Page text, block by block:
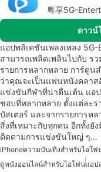
粤享5G-
ดาวน์
แอปพลิเคชันเพลงเพลง
สามารถเพลิดเพลินไปกับ ร
รายการหลากหลาย การ์ตูน
ว่าคุณจะเป็นแฟนหนังคลาส
แข่งขันกีฬาที่น่าตื่นเต้น แอ
ชอบที่หลากหลาย ตั้งแต่ละ
บัสเตอร์ และจากรายการห
สิ่งที่เหมาะกับทุกคน อีกทั้งยั
ติดตามการแข่งขันใหญ่ ๆ…
iPhoneความบันเทิงสำหรับไอโฟ
ดูหนังออนไลน์สำหรับไอโฟนแอป